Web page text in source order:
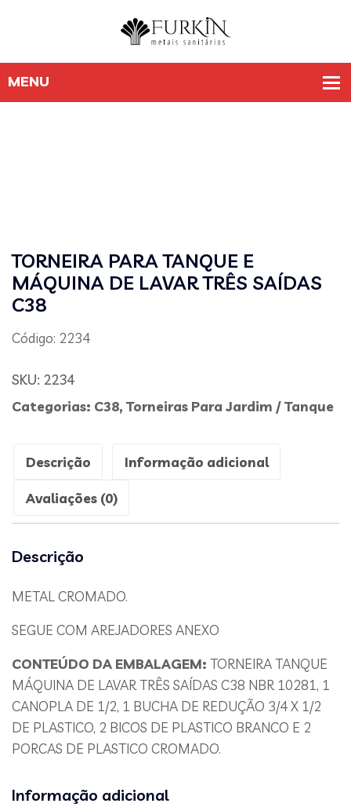
TORNEIRA PARA TANQUE E
MÁQUINA DE LAVAR TRÊS SAÍDAS
C38
Código: 2234
SKU: 2234
Categorias: C38, Torneiras Para Jardim / Tanque
Descrição Informação adicional
Avaliações (0)
Descrição
METAL CROMADO.
SEGUE COM AREJADORES ANEXO
CONTEÚDO DA EMBALAGEM: TORNEIRA TANQUE
MÁQUINA DE LAVAR TRÊS SAÍDAS C38 NBR 10281, 1
CANOPLA DE 1/2, 1 BUCHA DE REDUÇÃO 3/4 X 1/2
DE PLASTICO, 2 BICOS DE PLASTICO BRANCO E 2
PORCAS DE PLASTICO CROMADO.
Informação adicional